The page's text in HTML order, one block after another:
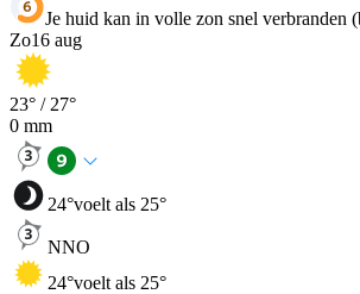
Je huid kan in volle zon snel verbranden
Zo16 aug
23° / 27°
0 mm
24°voelt als 25°
NNO
24°voelt als 25°